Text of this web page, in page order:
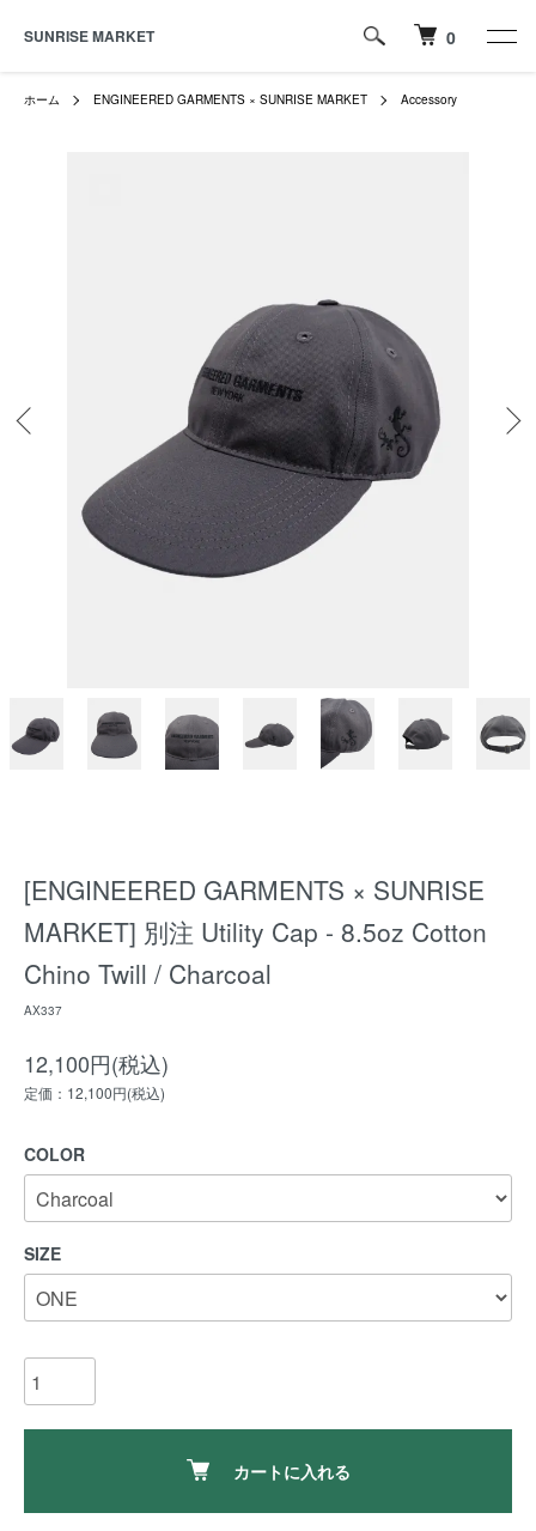
SUNRISE MARKET 0
ホーム ENGINEERED GARMENTS × SUNRISE MARKET Accessory
[ENGINEERED GARMENTS × SUNRISE
MARKET] 別注 Utility Cap - 8.5oz Cotton
Chino Twill / Charcoal
AX337
12,100円(税込)
定価：12,100円(税込)
COLOR
SIZE
カートに入れる